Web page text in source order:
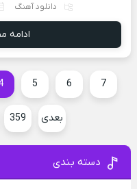
دانلود آهنگ
ادامه
5 6 7
359 بعدی
دسته بندی